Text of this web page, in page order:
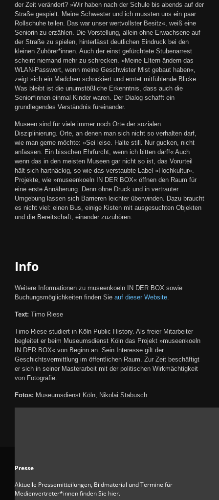
der Zeit verändert? »Wir haben nach der Schule bis abends auf der
Straße gespielt. Meine Schwester und ich mussten uns ein paar
Rollschuhe teilen. Das war unser wertvollster Besitz«, weiß eine
Seniorin zu erzählen. Die Vorstellung, allein ohne Erwachsene auf
der Straße zu spielen, hinterlässt deutlichen Eindruck bei den
kleinen Zuhörer*innen. Auch der einst gefürchtete Stubenarrest
scheint niemand mehr zu schrecken. »Meine Eltern ändern das
WLAN-Passwort, wenn meine Geschwister Mist gebaut haben«,
zeigt sich ein Mädchen schockiert und erntet mitfühlende Blicke.
Was bleibt ist die unumstößliche Erkenntnis, dass auch die
Senior*innen einmal Kinder waren. Der Dialog schafft ein
grundlegendes Verständnis füreinander.
Museen sind für viele immer noch Orte der sozialen
Disziplinierung. Orte, an denen man sich nicht so verhalten darf,
wie man gerne möchte: »Sei leise. Halte still. Nur gucken, nicht
anfassen. Ein bisschen Ehrfurcht, wenn ich bitten darf!« Auch
wenn das in den meisten Museen gar nicht so ist, das Vorurteil
hält sich hartnäckig, so wie das verstaubte Label »Hochkultur«.
Projekte, wie »museenkoeln IN DER BOX« öffnen den Raum für
eine erste Annäherung. Denn ohne Druck und in vertrauter
Umgebung lassen sich Barrieren leichter überwinden. Dazu braucht
es nicht viel: einen Bus, einige Kisten mit ausgesuchten Objekten
und die Bereitschaft, einander zuzuhören.
Info
Weitere Informationen zu museenkoeln IN DER BOX sowie
Buchungsmöglichkeiten finden Sie auf dieser Website
Text: Timo Riese
Timo Riese studiert in Köln Public History. Als freier Mitarbeiter
begleitet er beim Museumsdienst Köln das Projekt »museenkoeln
IN DER BOX« von Beginn an. Sein Interesse gilt der
Geschichtsvermittlung im öffentlichen Raum. Zur Zeit beschäftigt
er sich in seiner Masterarbeit mit der politischen Wirkmächtigkeit
von Fotografie.
Fotos: Museumsdienst Köln, Nikolai Stabusch
Presse
Aktuelle Pressemitteilungen, Bildmaterial und Termine für
Medienvertreter*innen finden Sie hier.